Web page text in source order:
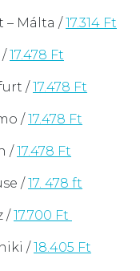
– Málta / 17.314 Ft
/ 17.478 Ft
/ 17.478 Ft
/ 17.478 Ft
/ 17.478 Ft
/ 17. 478 ft
/ 17.700 Ft
/ 18.405 Ft